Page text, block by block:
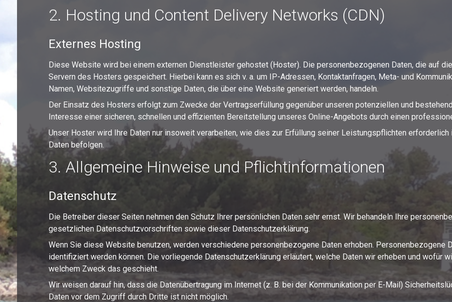
2. Hosting und Content Delivery Networks (CDN)
Externes Hosting
Diese Website wird bei einem externen Dienstleister gehostet (Hoster). Die personenbezogenen Daten, die auf
Servern des Hosters gespeichert. Hierbei kann es sich v. a. um IP-Adressen, Kontaktanfragen, Meta- und
Namen, Websitezugriffe und sonstige Daten, die über eine Website generiert werden, handeln.
Der Einsatz des Hosters erfolgt zum Zwecke der Vertragserfüllung gegenüber unseren potenziellen und
Interesse einer sicheren, schnellen und effizienten Bereitstellung unseres Online-Angebots durch einen
Unser Hoster wird Ihre Daten nur insoweit verarbeiten, wie dies zur Erfüllung seiner Leistungspflichten
Daten befolgen.
3. Allgemeine Hinweise und Pflicht­informationen
Datenschutz
Die Betreiber dieser Seiten nehmen den Schutz Ihrer persönlichen Daten sehr ernst. Wir behandeln Ihre
gesetzlichen Datenschutzvorschriften sowie dieser Datenschutzerklärung.
Wenn Sie diese Website benutzen, werden verschiedene personenbezogene Daten erhoben. Personenbezogene
identifiziert werden können. Die vorliegende Datenschutzerklärung erläutert, welche Daten wir erheben und wofür
welchem Zweck das geschieht.
Wir weisen darauf hin, dass die Datenübertragung im Internet (z. B. bei der Kommunikation per E-Mail)
Daten vor dem Zugriff durch Dritte ist nicht möglich.